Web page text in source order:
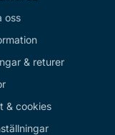
oss
& returer
& cookies